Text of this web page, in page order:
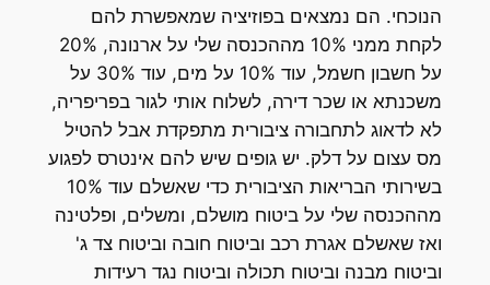
הנוכחי. הם נמצאים בפוזיציה שמאפשרת להם
לקחת ממני 10% מההכנסה שלי על ארנונה, 20%
על חשבון חשמל, עוד 10% על מים, עוד 30% על
משכנתא או שכר דירה, לשלוח אותי לגור בפריפריה,
לא לדאוג לתחבורה ציבורית מתפקדת אבל להטיל
מס עצום על דלק. יש גופים שיש להם אינטרס לפגוע
בשירותי הבריאות הציבורית כדי שאשלם עוד 10%
מההכנסה שלי על ביטוח מושלם, ומשלים, ופלטינה
ואז שאשלם אגרת רכב וביטוח חובה וביטוח צד ג'
וביטוח מבנה וביטוח תכולה וביטוח נגד רעידות